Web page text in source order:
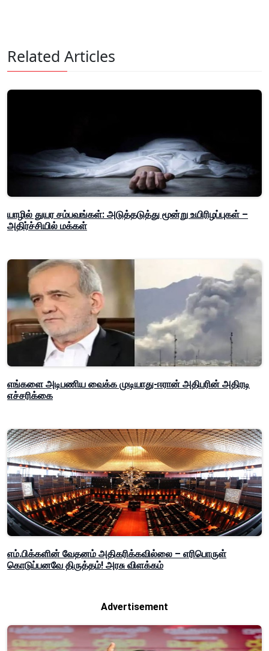
Related Articles
யாழில் துயர சம்பவங்கள்: அடுத்தடுத்து மூன்று உயிரிழப்புகள் –
அதிர்ச்சியில் மக்கள்
எங்களை அடிபணிய வைக்க முடியாது-ஈரான் அதிபரின் அதிரடி
எச்சரிக்கை
எம்.பிக்களின் வேதனம் அதிகரிக்கவில்லை – எரிபொருள்
கொடுப்பனவே திருத்தம்! அரசு விளக்கம்
Advertisement